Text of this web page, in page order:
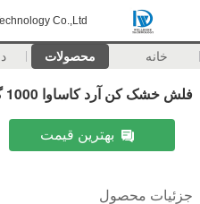
Co.,Ltd
خانه محصولات
فلش خشک کن آرد کاساوا 1000 گرم بر گرم بخار تیتانیوم
بهترین قیمت
جزئیات محصول